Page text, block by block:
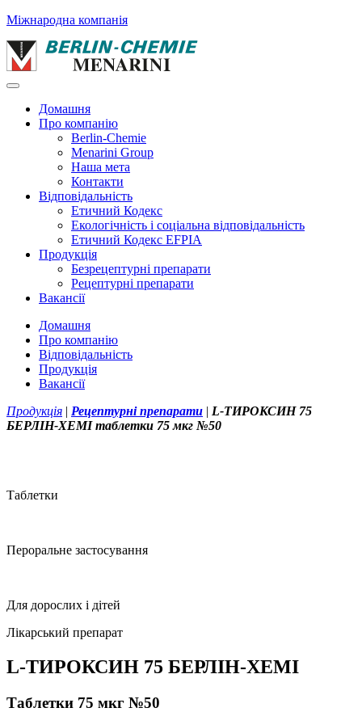
Міжнародна компанія
Домашня
Про компанію
Berlin-Chemie
Menarini Group
Наша мета
Контакти
Відповідальність
Етичний Кодекс
Екологічність і соціальна відповідальність
Етичний Кодекс EFPIA
Продукція
Безрецептурні препарати
Рецептурні препарати
Вакансії
Домашня
Про компанію
Відповідальність
Продукція
Вакансії
Продукція | Рецептурні препарати | L-ТИРОКСИН 75
БЕРЛІН-ХЕМІ таблетки 75 мкг №50
Таблетки
Пероральне застосування
Для дорослих і дітей
Лікарський препарат
L-ТИРОКСИН 75 БЕРЛІН-ХЕМІ
Таблетки 75 мкг №50